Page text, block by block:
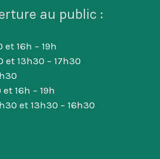
au public :
16h – 19h
et 13h30 – 17h30
16h – 19h
et 13h30 – 16h30